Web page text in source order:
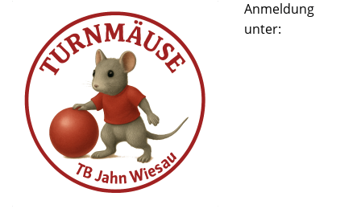
Anmeldung
unter: